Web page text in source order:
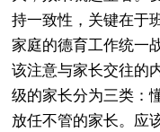
持一致性，关键在于
家庭的德育工作统一
该注意与家长交往的
级的家长分为三类：
放任不管的家长。应